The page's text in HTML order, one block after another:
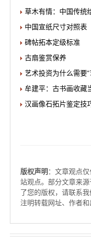
草木有情：中国传统
中国宣纸尺寸对照表
碑帖拓本定级标准
古扇鉴赏保养
艺术投资为什么需要“
牟建平：古书画收藏
汉画像石拓片鉴定技
版权声明 ：文章观点
站观点。部分文章来
了您的版权，请联系
注明转载网址、作者和